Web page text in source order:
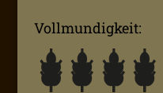
Vollmundigkeit: